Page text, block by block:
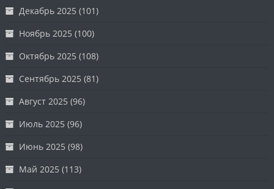
Декабрь 2025 (101)
Ноябрь 2025 (100)
Октябрь 2025 (108)
Сентябрь 2025 (81)
Август 2025 (96)
Июль 2025 (96)
Июнь 2025 (98)
Май 2025 (113)